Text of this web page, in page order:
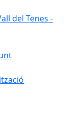
del Tenes -